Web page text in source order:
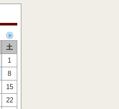
土
1
8
15
22